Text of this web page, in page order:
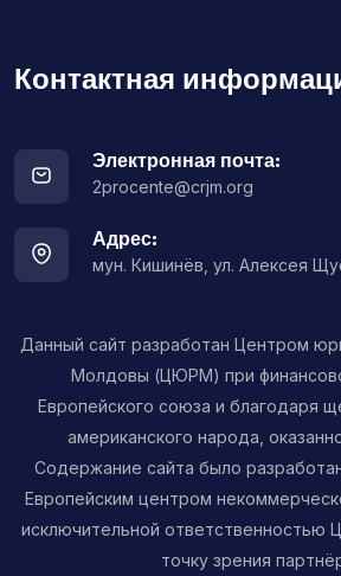
Контактная
Электронная почта:
2procente@crjm.org
Адрес:
мун. Кишинёв, ул. Алексея
Данный сайт разработан Центром
Молдовы (ЦЮРМ) при
Европейского союза и благодаря
американского народа,
Содержание сайта было
Европейским центром
исключительной
точку зрения